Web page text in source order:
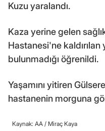
Kuzu yaralandı.
Kaza yerine gelen
Hastanesi'ne kaldırılan
bulunmadığı öğrenildi.
Yaşamını yitiren
hastanenin morguna
Kaynak: AA / Miraç Kaya